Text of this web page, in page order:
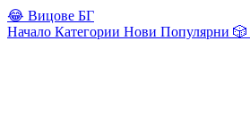
😂 Вицове БГ
Начало Категории Нови Популярни 🎲